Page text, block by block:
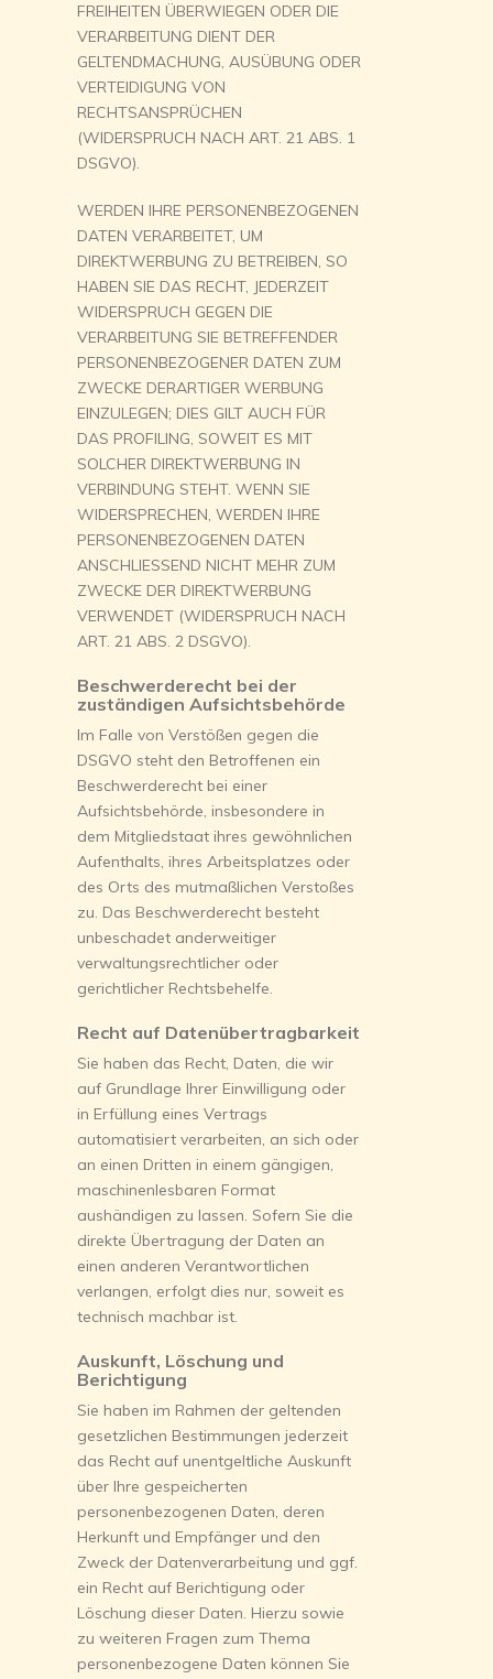
FREIHEITEN ÜBERWIEGEN ODER DIE
VERARBEITUNG DIENT DER
GELTENDMACHUNG, AUSÜBUNG ODER
VERTEIDIGUNG VON
RECHTSANSPRÜCHEN
(WIDERSPRUCH NACH ART. 21 ABS. 1
DSGVO).
WERDEN IHRE PERSONENBEZOGENEN
DATEN VERARBEITET, UM
DIREKTWERBUNG ZU BETREIBEN, SO
HABEN SIE DAS RECHT, JEDERZEIT
WIDERSPRUCH GEGEN DIE
VERARBEITUNG SIE BETREFFENDER
PERSONENBEZOGENER DATEN ZUM
ZWECKE DERARTIGER WERBUNG
EINZULEGEN; DIES GILT AUCH FÜR
DAS PROFILING, SOWEIT ES MIT
SOLCHER DIREKTWERBUNG IN
VERBINDUNG STEHT. WENN SIE
WIDERSPRECHEN, WERDEN IHRE
PERSONENBEZOGENEN DATEN
ANSCHLIESSEND NICHT MEHR ZUM
ZWECKE DER DIREKTWERBUNG
VERWENDET (WIDERSPRUCH NACH
ART. 21 ABS. 2 DSGVO).
Beschwerderecht bei der
zuständigen Aufsichtsbehörde
Im Falle von Verstößen gegen die
DSGVO steht den Betroffenen ein
Beschwerderecht bei einer
Aufsichtsbehörde, insbesondere in
dem Mitgliedstaat ihres gewöhnlichen
Aufenthalts, ihres Arbeitsplatzes oder
des Orts des mutmaßlichen Verstoßes
zu. Das Beschwerderecht besteht
unbeschadet anderweitiger
verwaltungsrechtlicher oder
gerichtlicher Rechtsbehelfe.
Recht auf Datenübertragbarkeit
Sie haben das Recht, Daten, die wir
auf Grundlage Ihrer Einwilligung oder
in Erfüllung eines Vertrags
automatisiert verarbeiten, an sich oder
an einen Dritten in einem gängigen,
maschinenlesbaren Format
aushändigen zu lassen. Sofern Sie die
direkte Übertragung der Daten an
einen anderen Verantwortlichen
verlangen, erfolgt dies nur, soweit es
technisch machbar ist.
Auskunft, Löschung und
Berichtigung
Sie haben im Rahmen der geltenden
gesetzlichen Bestimmungen jederzeit
das Recht auf unentgeltliche Auskunft
über Ihre gespeicherten
personenbezogenen Daten, deren
Herkunft und Empfänger und den
Zweck der Datenverarbeitung und ggf.
ein Recht auf Berichtigung oder
Löschung dieser Daten. Hierzu sowie
zu weiteren Fragen zum Thema
personenbezogene Daten können Sie